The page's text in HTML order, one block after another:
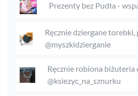
Prezenty bez Pudła -
Ręcznie dziergane torebki,
@myszkidzierganie
Ręcznie robiona biżuteria
@ksiezyc_na_sznurku